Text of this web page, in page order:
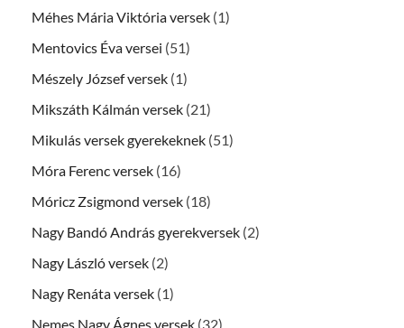
Méhes Mária Viktória versek (1)
Mentovics Éva versei (51)
Mészely József versek (1)
Mikszáth Kálmán versek (21)
Mikulás versek gyerekeknek (51)
Móra Ferenc versek (16)
Móricz Zsigmond versek (18)
Nagy Bandó András gyerekversek (2)
Nagy László versek (2)
Nagy Renáta versek (1)
Nemes Nagy Ágnes versek (32)